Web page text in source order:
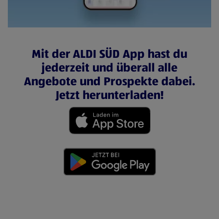
Mit der ALDI SÜD App hast du
jederzeit und überall alle
Angebote und Prospekte dabei.
Jetzt herunterladen!